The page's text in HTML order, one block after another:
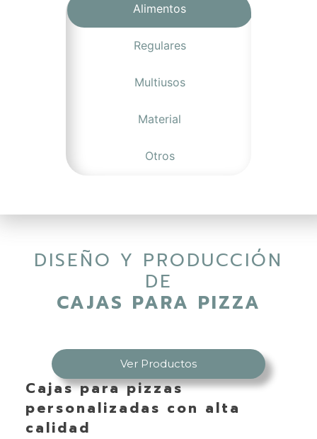
Alimentos
Regulares
Multiusos
Material
Otros
DISEÑO Y PRODUCCIÓN
DE
CAJAS PARA PIZZA
Ver Productos
Cajas para pizzas
personalizadas con alta
calidad